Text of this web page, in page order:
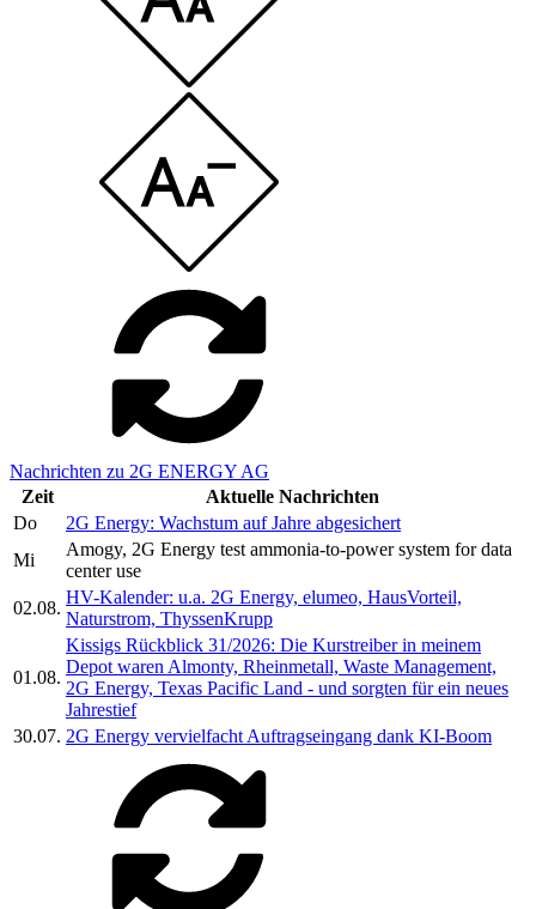
Nachrichten zu 2G ENERGY AG
Zeit
Aktuelle Nachrichten
Do
2G Energy: Wachstum auf Jahre abgesichert
Mi
Amogy, 2G Energy test ammonia-to-power system for data
center use
02.08.
HV-Kalender: u.a. 2G Energy, elumeo, HausVorteil,
Naturstrom, ThyssenKrupp
01.08.
Kissigs Rückblick 31/2026: Die Kurstreiber in meinem
Depot waren Almonty, Rheinmetall, Waste Management,
2G Energy, Texas Pacific Land - und sorgten für ein neues
Jahrestief
30.07. 2G Energy vervielfacht Auftragseingang dank KI-Boom